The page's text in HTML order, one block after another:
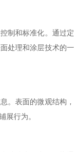
制和标准化。通过定
处理和涂层技术的一
。表面的微观结构，
展行为。